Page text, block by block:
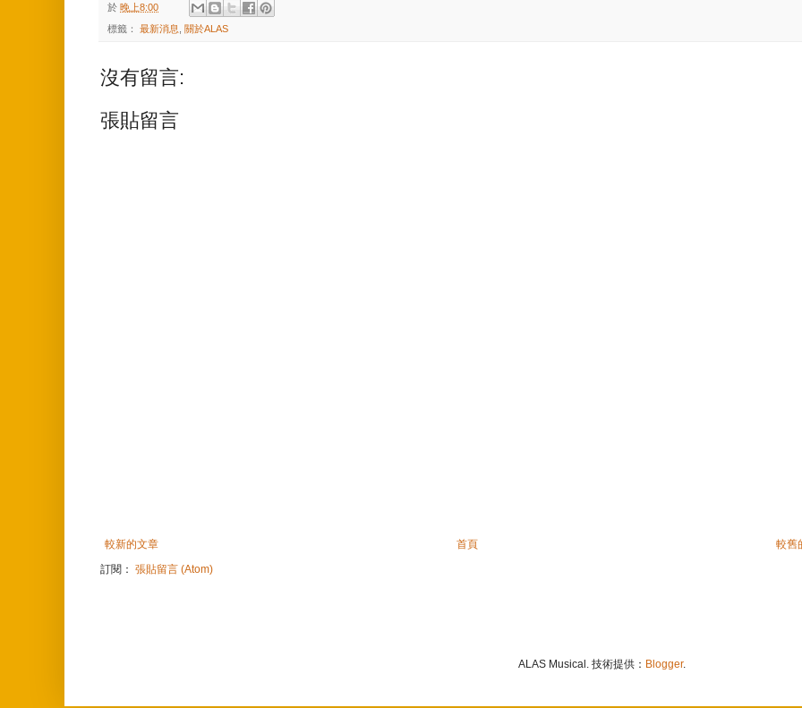
於 晚上8:00
標籤： 最新消息 關於ALAS
沒有留言:
張貼留言
較新的文章 較舊
首頁
訂閱： 張貼留言 (Atom)
ALAS Musical. 技術提供： Blogger.